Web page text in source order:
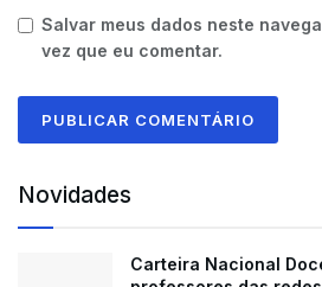
Salvar meus dados neste
vez que eu comentar.
Novidades
Carteira Nacional